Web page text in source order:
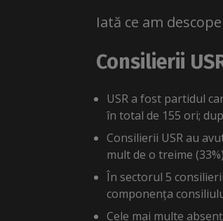
Iată ce am
Consilierii
USR a fost partidul
în total de 155 ori;
Consilierii USR au
mult de o treime
În sectorul 5
componența
Cele mai multe